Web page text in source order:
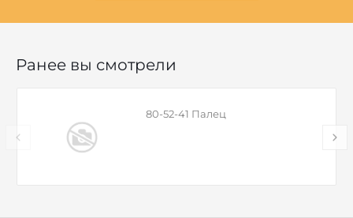
Ранее вы смотрели
80-52-41 Палец